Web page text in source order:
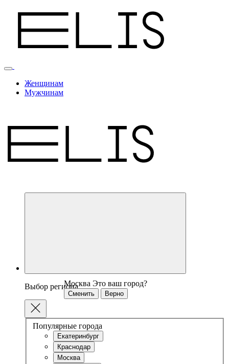
Женщинам
Мужчинам
Выбор региона
Популярные города
Екатеринбург
Краснодар
Москва
Москва Это ваш город?
Сменить Верно